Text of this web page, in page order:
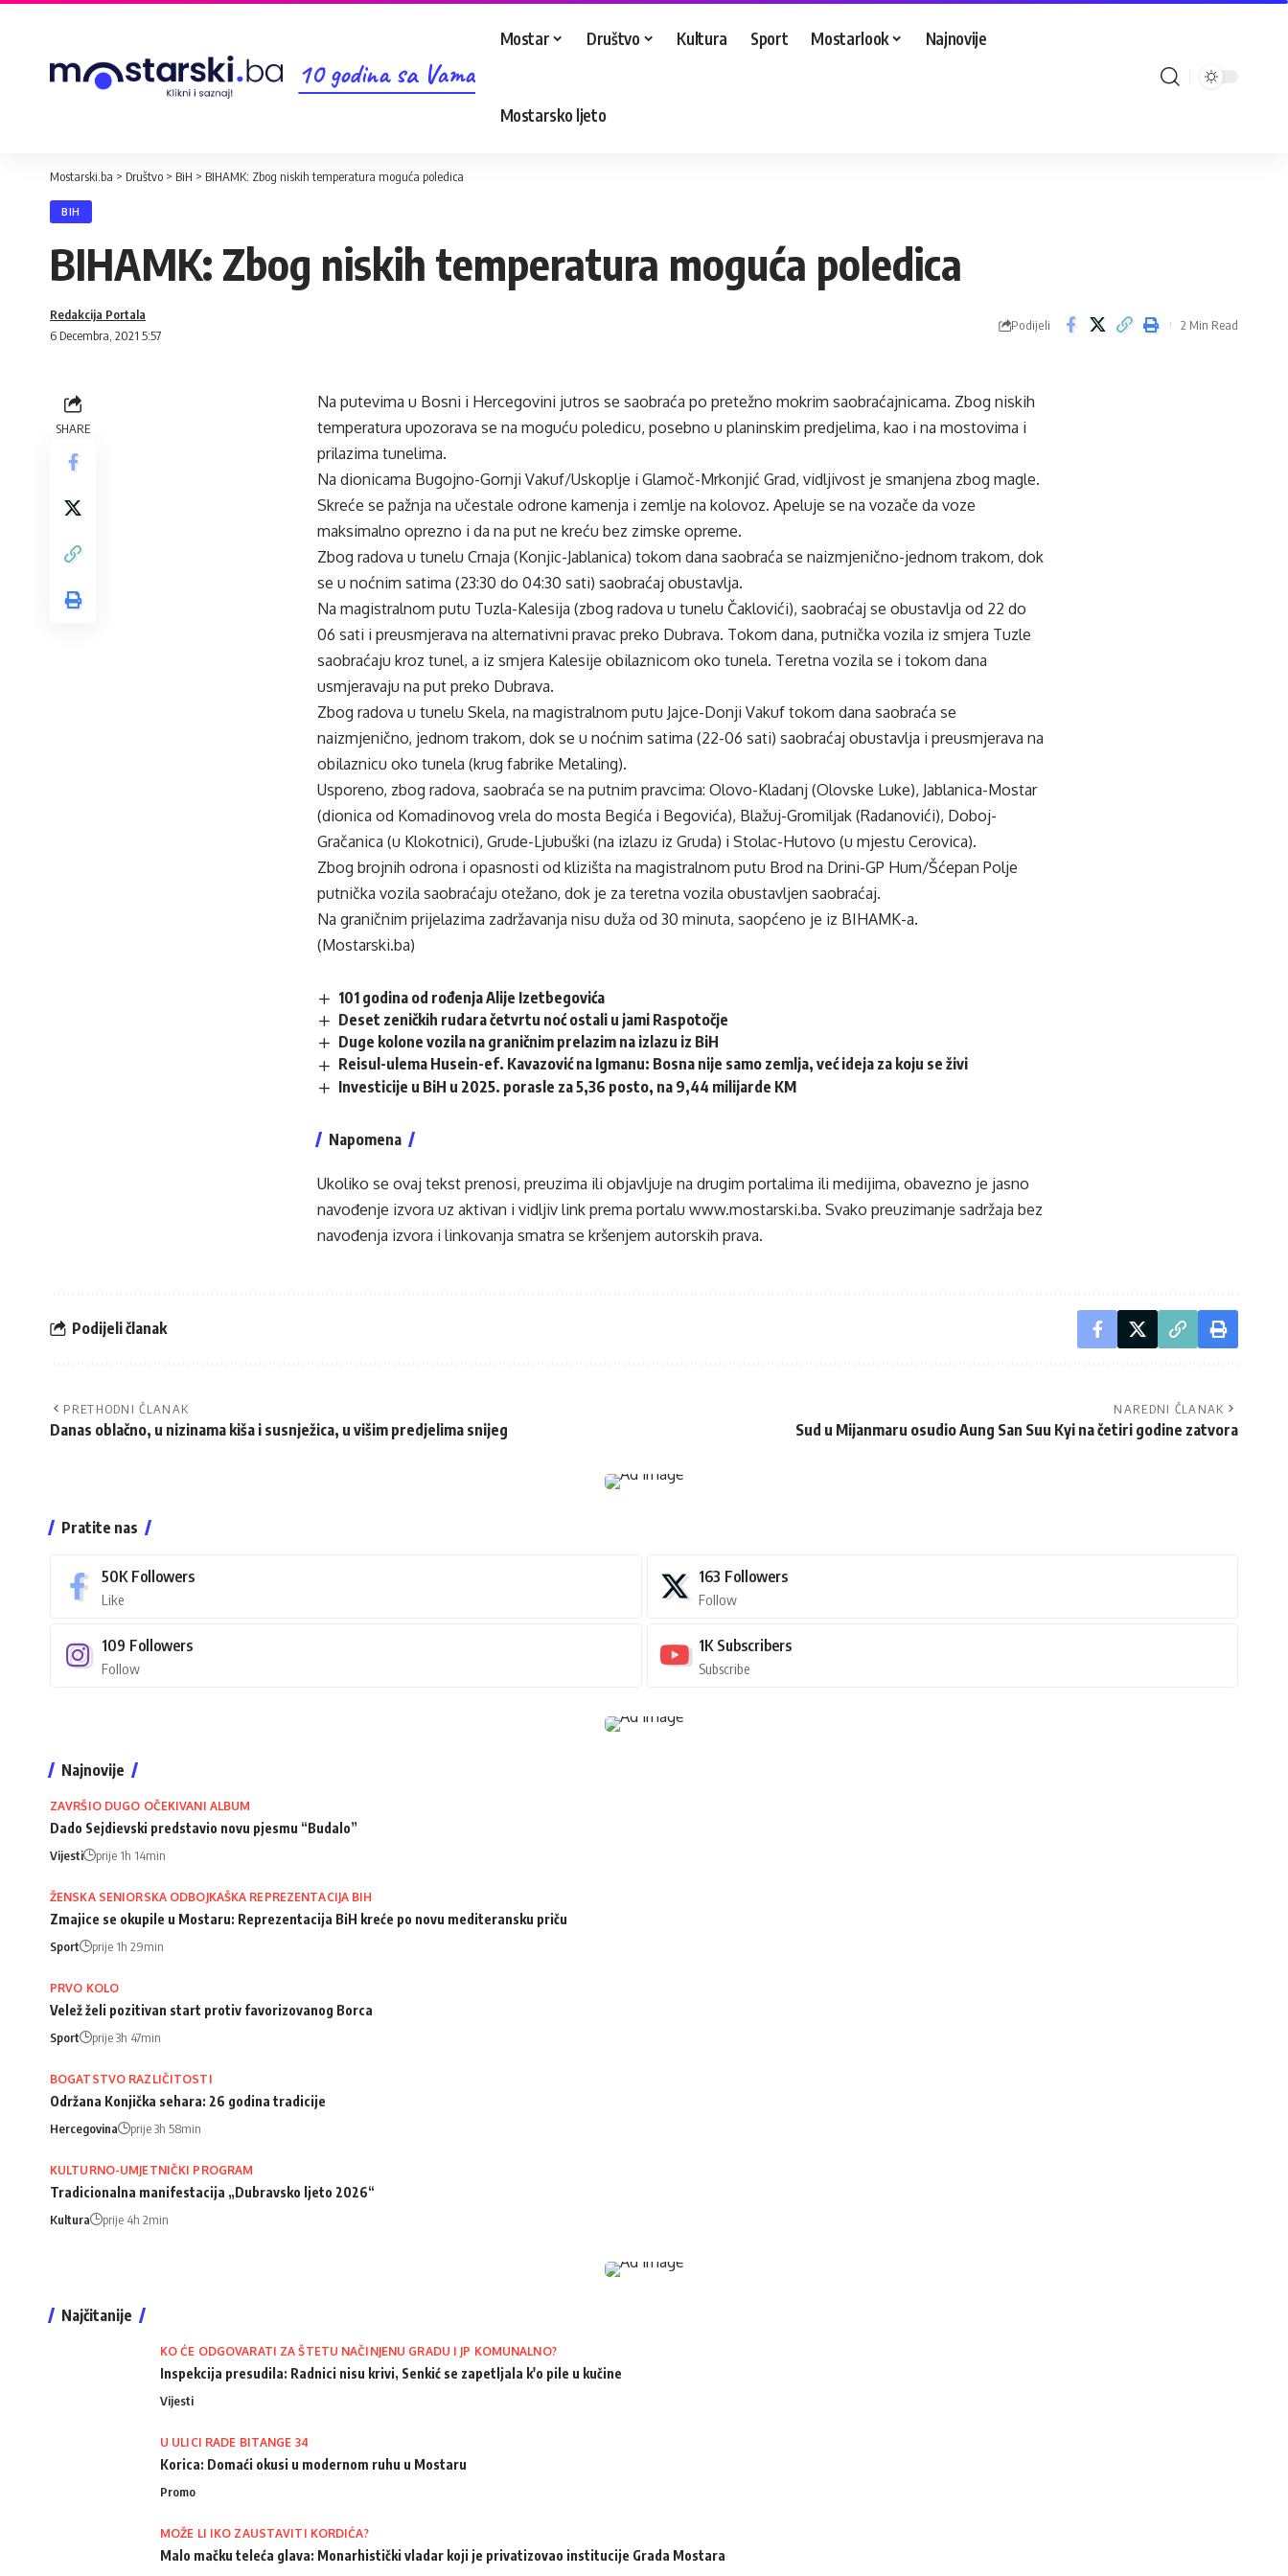
10 godina sa Vama
Mostar Društvo Kultura Sport Mostarlook Najnovije
Mostarsko ljeto
Mostarski.ba > Društvo > BiH > BIHAMK: Zbog niskih temperatura moguća poledica
BIH
BIHAMK: Zbog niskih temperatura moguća poledica
6 Decembra, 2021 5:57
Redakcija Portala
Podijeli 2 Min Read
SHARE
Na putevima u Bosni i Hercegovini jutros se saobraća po pretežno mokrim saobraćajnicama. Zbog niskih
temperatura upozorava se na moguću poledicu, posebno u planinskim predjelima, kao i na mostovima i
prilazima tunelima.
Na dionicama Bugojno-Gornji Vakuf/Uskoplje i Glamoč-Mrkonjić Grad, vidljivost je smanjena zbog magle.
Skreće se pažnja na učestale odrone kamenja i zemlje na kolovoz. Apeluje se na vozače da voze
maksimalno oprezno i da na put ne kreću bez zimske opreme.
Zbog radova u tunelu Crnaja (Konjic-Jablanica) tokom dana saobraća se naizmjenično-jednom trakom, dok
se u noćnim satima (23:30 do 04:30 sati) saobraćaj obustavlja.
Na magistralnom putu Tuzla-Kalesija (zbog radova u tunelu Čaklovići), saobraćaj se obustavlja od 22 do
06 sati i preusmjerava na alternativni pravac preko Dubrava. Tokom dana, putnička vozila iz smjera Tuzle
saobraćaju kroz tunel, a iz smjera Kalesije obilaznicom oko tunela. Teretna vozila se i tokom dana
usmjeravaju na put preko Dubrava.
Zbog radova u tunelu Skela, na magistralnom putu Jajce-Donji Vakuf tokom dana saobraća se
naizmjenično, jednom trakom, dok se u noćnim satima (22-06 sati) saobraćaj obustavlja i preusmjerava na
obilaznicu oko tunela (krug fabrike Metaling).
Usporeno, zbog radova, saobraća se na putnim pravcima: Olovo-Kladanj (Olovske Luke), Jablanica-Mostar
(dionica od Komadinovog vrela do mosta Begića i Begovića), Blažuj-Gromiljak (Radanovići), Doboj-
Gračanica (u Klokotnici), Grude-Ljubuški (na izlazu iz Gruda) i Stolac-Hutovo (u mjestu Cerovica).
Zbog brojnih odrona i opasnosti od klizišta na magistralnom putu Brod na Drini-GP Hum/Šćepan Polje
putnička vozila saobraćaju otežano, dok je za teretna vozila obustavljen saobraćaj.
Na graničnim prijelazima zadržavanja nisu duža od 30 minuta, saopćeno je iz BIHAMK-a.
(Mostarski.ba)
101 godina od rođenja Alije Izetbegovića
Deset zeničkih rudara četvrtu noć ostali u jami Raspotočje
Duge kolone vozila na graničnim prelazim na izlazu iz BiH
Reisul-ulema Husein-ef. Kavazović na Igmanu: Bosna nije samo zemlja, već ideja za koju se živi
Investicije u BiH u 2025. porasle za 5,36 posto, na 9,44 milijarde KM
Napomena
Ukoliko se ovaj tekst prenosi, preuzima ili objavljuje na drugim portalima ili medijima, obavezno je jasno
navođenje izvora uz aktivan i vidljiv link prema portalu www.mostarski.ba. Svako preuzimanje sadržaja bez
navođenja izvora i linkovanja smatra se kršenjem autorskih prava.
Podijeli članak
PRETHODNI ČLANAK
Danas oblačno, u nizinama kiša i susnježica, u višim predjelima snijeg
NAREDNI ČLANAK
Sud u Mijanmaru osudio Aung San Suu Kyi na četiri godine zatvora
Pratite nas
50K Followers
Like
163 Followers
Follow
109 Followers
Follow
1K Subscribers
Subscribe
Najnovije
ZAVRŠIO DUGO OČEKIVANI ALBUM
Dado Sejdievski predstavio novu pjesmu “Budalo”
Vijesti prije 1h 14min
ŽENSKA SENIORSKA ODBOJKAŠKA REPREZENTACIJA BIH
Zmajice se okupile u Mostaru: Reprezentacija BiH kreće po novu mediteransku priču
Sport prije 1h 29min
PRVO KOLO
Velež želi pozitivan start protiv favorizovanog Borca
Sport prije 3h 47min
BOGATSTVO RAZLIČITOSTI
Održana Konjička sehara: 26 godina tradicije
Hercegovina prije 3h 58min
KULTURNO-UMJETNIČKI PROGRAM
Tradicionalna manifestacija „Dubravsko ljeto 2026“
Kultura prije 4h 2min
Najčitanije
KO ĆE ODGOVARATI ZA ŠTETU NAČINJENU GRADU I JP KOMUNALNO?
Inspekcija presudila: Radnici nisu krivi, Senkić se zapetljala k'o pile u kučine
Vijesti
U ULICI RADE BITANGE 34
Korica: Domaći okusi u modernom ruhu u Mostaru
Promo
MOŽE LI IKO ZAUSTAVITI KORDIĆA?
Malo mačku teleća glava: Monarhistički vladar koji je privatizovao institucije Grada Mostara